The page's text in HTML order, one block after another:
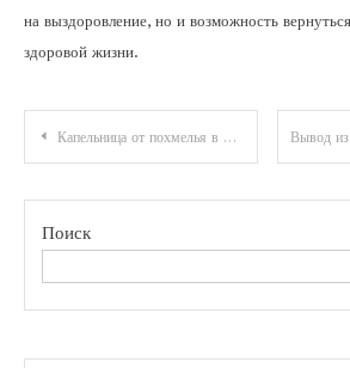
на выздоровление, но и возможность
здоровой жизни.
Навигация
по
записям
Капельница от похмелья в Пскове: эффективное решение проблемы
Поиск